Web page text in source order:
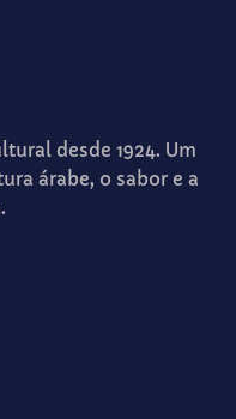
desde 1924. Um
árabe, o sabor e a